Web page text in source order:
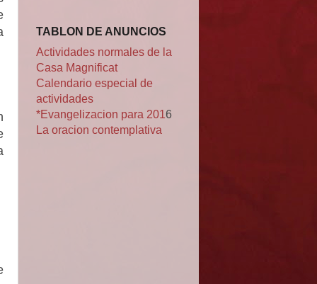
TABLON DE ANUNCIOS
Actividades normales de la
Casa Magnificat
Calendario especial de
actividades
*Evangelizacion para 2016
La oracion contemplativa